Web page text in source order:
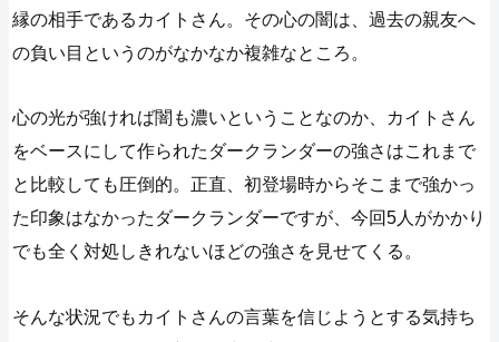
縁の相手であるカイトさん。その心の闇は、過去の親友へ
の負い目というのがなかなか複雑なところ。
心の光が強ければ闇も濃いということなのか、カイトさん
をベースにして作られたダークランダーの強さはこれまで
と比較しても圧倒的。正直、初登場時からそこまで強かっ
た印象はなかったダークランダーですが、今回5人がかかり
でも全く対処しきれないほどの強さを見せてくる。
そんな状況でもカイトさんの言葉を信じようとする気持ち